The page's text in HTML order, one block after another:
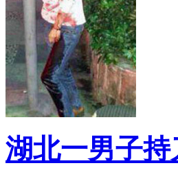
湖北一男子